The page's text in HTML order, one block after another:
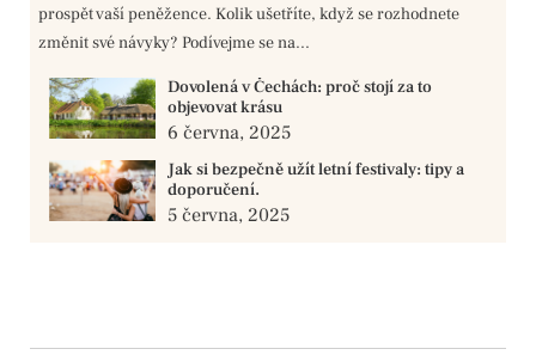
prospět vaší peněžence. Kolik ušetříte, když se rozhodnete
změnit své návyky? Podívejme se na...
Dovolená v Čechách: proč stojí za to
objevovat krásu
6 června, 2025
Jak si bezpečně užít letní festivaly: tipy a
doporučení.
5 června, 2025